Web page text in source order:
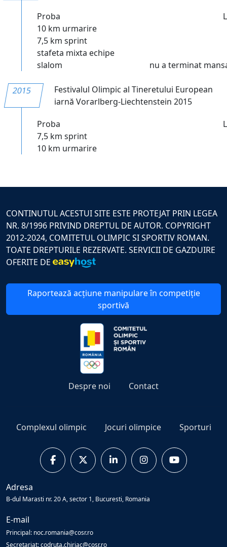
Proba
10 km urmarire
7,5 km sprint
stafeta mixta echipe
slalom
nu a terminat
2015
Festivalul Olimpic al Tineretului European
iarnă Vorarlberg-Liechtenstein 2015
Proba
7,5 km sprint
10 km urmarire
CONTINUTUL ACESTUI SITE ESTE PROTEJAT PRIN LEGEA
NR. 8/1996 PRIVIND DREPTUL DE AUTOR. COPYRIGHT
2012-2024, COMITETUL OLIMPIC SI SPORTIV ROMAN.
TOATE DREPTURILE REZERVATE. SERVICII DE GAZDUIRE
OFERITE DE
Raportează acțiune manipulare în competiție
sportivă
Despre noi Contact
Complexul olimpic Jocuri olimpice Sporturi
Adresa
B-dul Marasti nr. 20 A, sector 1, Bucuresti, Romania
E-mail
Principal: noc.romania@cosr.ro
Secretariat: codruta.chiriac@cosr.ro